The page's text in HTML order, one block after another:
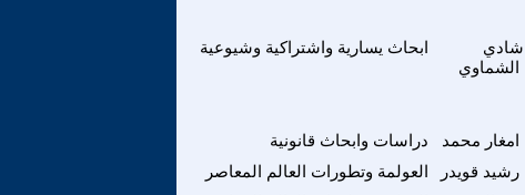
ابحاث يسارية واشتراكية وشيوعية
شادي
الشماوي
دراسات وابحاث قانونية امغار محمد
العولمة وتطورات العالم المعاصر
رشيد قويدر